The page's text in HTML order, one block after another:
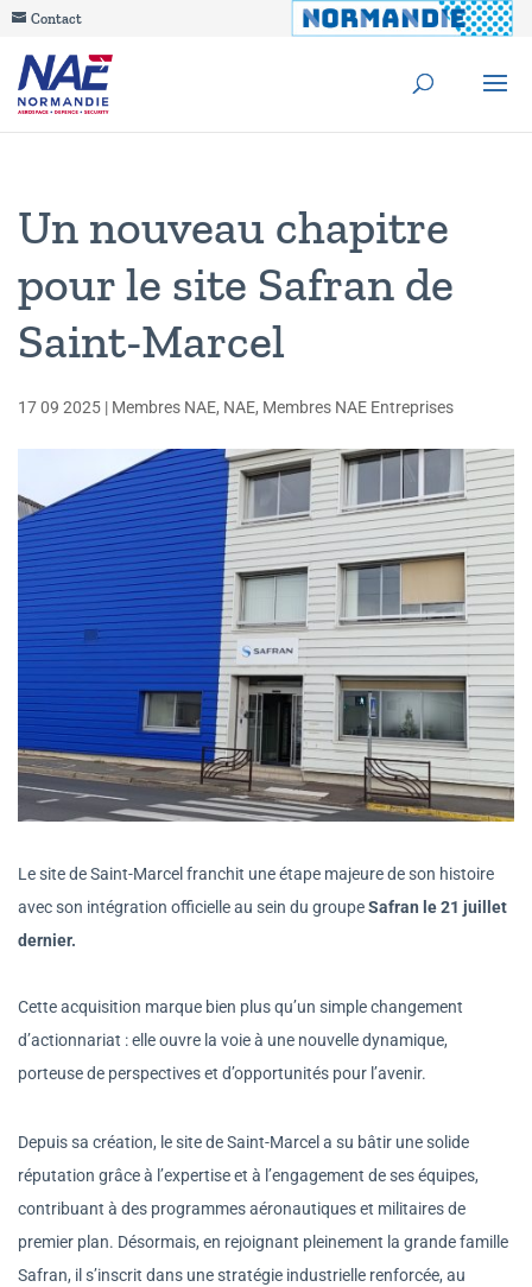
Contact
Un nouveau chapitre
pour le site Safran de
Saint-Marcel
17 09 2025 | Membres NAE, NAE, Membres NAE Entreprises
Le site de Saint-Marcel franchit une étape majeure de son histoire
avec son intégration officielle au sein du groupeSafran le 21 juillet
dernier.
Cette acquisition marque bien plus qu’un simple changement
d’actionnariat : elle ouvre la voie à une nouvelle dynamique,
porteuse de perspectives et d’opportunités pour l’avenir.
Depuis sa création, le site de Saint-Marcel a su bâtir une solide
réputation grâce à l’expertise et à l’engagement de ses équipes,
contribuant à des programmes aéronautiques et militaires de
premier plan. Désormais, en rejoignant pleinement la grande famille
Safran, il s’inscrit dans une stratégie industrielle renforcée, au